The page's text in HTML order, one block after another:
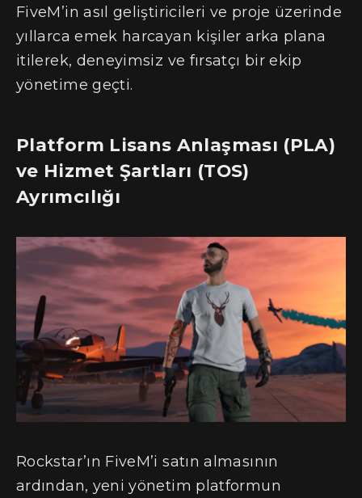
FiveM’in asıl geliştiricileri ve proje üzerinde
yıllarca emek harcayan kişiler arka plana
itilerek, deneyimsiz ve fırsatçı bir ekip
yönetime geçti.
Platform Lisans Anlaşması (PLA)
ve Hizmet Şartları (TOS)
Ayrımcılığı
Rockstar’ın FiveM’i satın almasının
ardından, yeni yönetim platformun